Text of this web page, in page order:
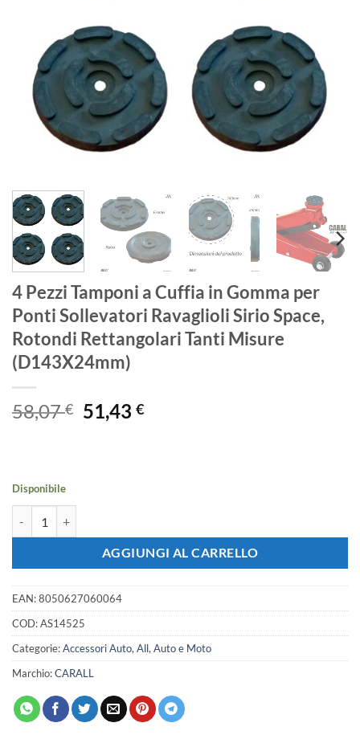
4 Pezzi Tamponi a Cuffia in Gomma per
Ponti Sollevatori Ravaglioli Sirio Space,
Rotondi Rettangolari Tanti Misure
(D143X24mm)
58,07€ Il
prezzo
51,43€Il
Disponibile
AGGIUNGI AL CARRELLO
EAN:8050627060064
COD:AS14525
Categorie:Accessori Auto, All, Auto e Moto
Marchio:CARALL